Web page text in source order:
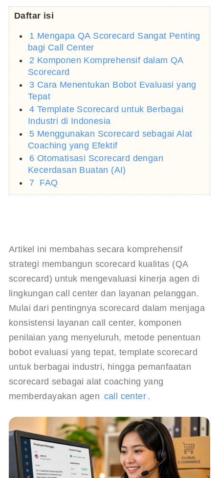
Daftar isi
1 Mengapa QA Scorecard Sangat Penting
bagi Call Center
2 Komponen Komprehensif dalam QA
Scorecard
3 Cara Menentukan Bobot Evaluasi yang
Tepat
4 Template Scorecard untuk Berbagai
Industri di Indonesia
5 Menggunakan Scorecard sebagai Alat
Coaching yang Efektif
6 Otomatisasi Scorecard dengan
Kecerdasan Buatan (AI)
7 FAQ
Artikel ini membahas secara komprehensif
strategi membangun scorecard kualitas (QA
scorecard) untuk mengevaluasi kinerja agen di
lingkungan call center dan layanan pelanggan.
Mulai dari pentingnya scorecard dalam menjaga
konsistensi layanan call center, komponen
penilaian yang menyeluruh, metode penentuan
bobot evaluasi yang tepat, template scorecard
untuk berbagai industri, hingga pemanfaatan
scorecard sebagai alat coaching yang
memberdayakan agen call center .